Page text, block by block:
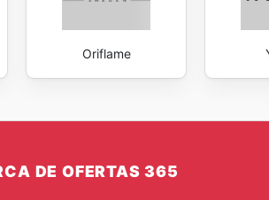
Oriflame
DE OFERTAS 365